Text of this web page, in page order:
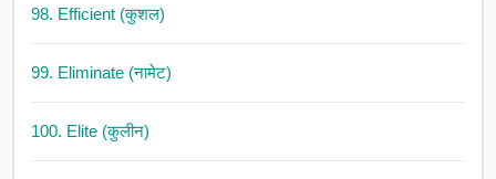
98. Efficient (कुशल)
99. Eliminate (नामेट)
100. Elite (कुलीन)